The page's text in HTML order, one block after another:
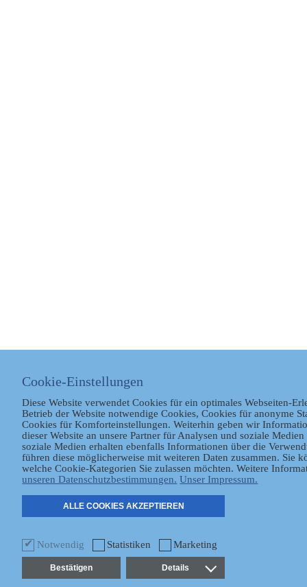
Cookie-Einstellungen
Diese Website verwendet Cookies für ein optimales Webseiten-
Betrieb der Website notwendige Cookies, Cookies für anonyme
Cookies für Komforteinstellungen. Weiterhin geben wir
dieser Website an unsere Partner für Analysen und soziale
soziale Medien erhalten ebenfalls Informationen über die
führen diese möglicherweise mit weiteren Daten zusammen. Sie
welche Cookie-Kategorien Sie zulassen möchten. Weitere
unseren Datenschutzbestimmungen. Unser Impressum.
ALLE COOKIES AKZEPTIEREN
Notwendig Statistiken Marketing
Bestätigen Details